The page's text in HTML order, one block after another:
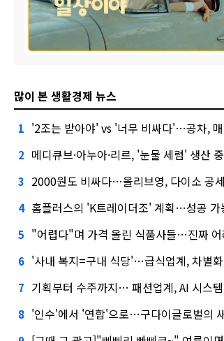
많이 본 생활경제 뉴스
1 '2조는 받아야' vs '너무 비싸다'…공차, 매각 성공할까
2 메디큐브·아누아·리르, '눈물 세럼' 생산 중단한다
3 2000원도 비싸다…올리브영, 다이소 공세에 '가성비'로 맞불
4 홈플러스의 'K트레이더조' 계획…성공 가능성은 '글
5 "어렵다"며 가격 올린 식품사들…진짜 어려운 거 맞
6 '사내 복지=구내 식당'…급식업계, 차별화 경쟁 본격화
7 기획부터 수주까지… 패션업계, AI 시스템화 박차
8 '인수'에서 '연합'으로…구다이글로벌의 새로운 투자